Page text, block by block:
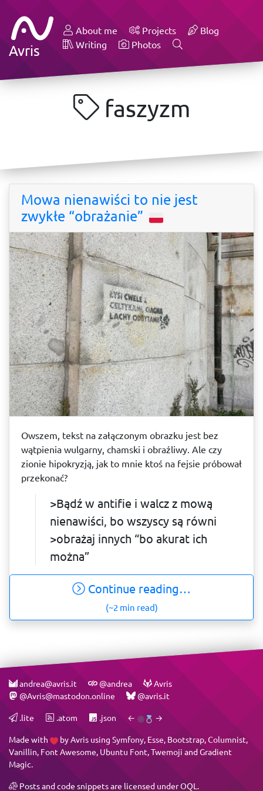
Avris
About me Projects
Blog
Writing
Photos
faszyzm
Mowa nienawiści to nie jest
zwykłe “obrażanie”
Owszem, tekst na załączonym obrazku jest bez
wątpienia wulgarny, chamski i obraźliwy. Ale czy
zionie hipokryzją, jak to mnie ktoś na fejsie próbował
przekonać?
>Bądź w antifie i walcz z mową
nienawiści, bo wszyscy są równi
>obrażaj innych “bo akurat ich
można”
Continue reading…
(~2 min read)
andrea@avris.it @andrea
Avris
@Avris@mastodon.online
@avris.it
.lite .atom .json ← →
Made with byAvris using Symfony, Esse, Bootstrap,Columnist,
Vanillin, Font Awesome, Ubuntu Font,Twemoji andGradient
Magic.
Posts and code snippets are licensed underOQL .